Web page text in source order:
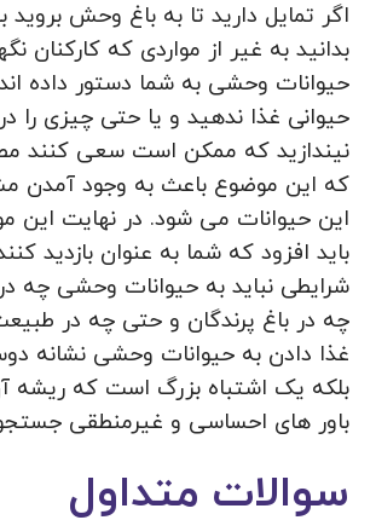
اگر تمایل دارید تا به باغ وحش
بدانید به غیر از مواردی که کارکنان
حیوانات وحشی به شما دستور داده
حیوانی غذا ندهید و یا حتی چیزی را
نیندازید که ممکن است سعی کنند
که این موضوع باعث به وجود آمدن
این حیوانات می شود. در نهایت این
باید افزود که شما به عنوان بازدید
شرایطی نباید به حیوانات وحشی چه
چه در باغ‌ پرندگان و حتی چه در
غذا دادن به حیوانات وحشی نشانه
بلکه یک اشتباه بزرگ است که ریشه آن
باور های احساسی و غیرمنطقی
سوالات متداول